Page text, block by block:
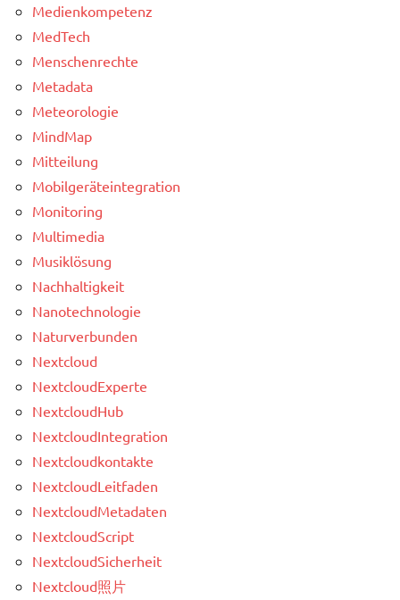
Medienkompetenz
MedTech
Menschenrechte
Metadata
Meteorologie
MindMap
Mitteilung
Mobilgeräteintegration
Monitoring
Multimedia
Musiklösung
Nachhaltigkeit
Nanotechnologie
Naturverbunden
Nextcloud
NextcloudExperte
NextcloudHub
NextcloudIntegration
Nextcloudkontakte
NextcloudLeitfaden
NextcloudMetadaten
NextcloudScript
NextcloudSicherheit
Nextcloud照片